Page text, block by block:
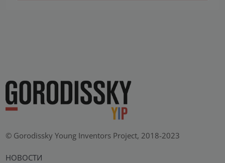
© Gorodissky Young Inventors Project, 2018-2023
НОВОСТИ